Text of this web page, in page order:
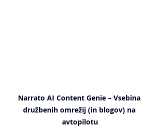
Narrato AI Content Genie – Vsebina
družbenih omrežij (in blogov) na
avtopilotu